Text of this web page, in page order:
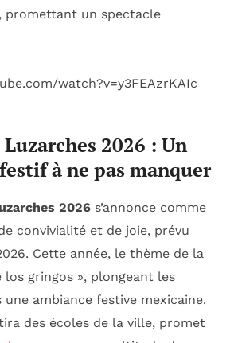
promettant un spectacle
watch?v=y3FEAzrKAIc
2026 : Un
à ne pas manquer
2026 s’annonce comme
convivialité et de joie, prévu
Cette année, le thème de la
los gringos », plongeant les
ambiance festive mexicaine.
des écoles de la ville, promet